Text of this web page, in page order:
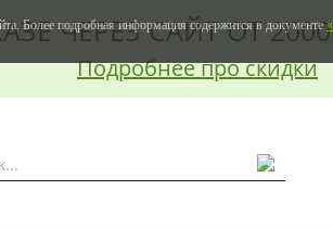
ЧЕРЕЗ САЙТ ОТ
Подробнее про скидки
Более подробная информация содержится в документе